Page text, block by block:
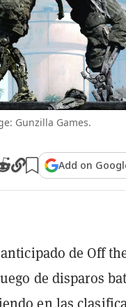
Gunzilla Games.
Add on
de Off
de disparos
en las